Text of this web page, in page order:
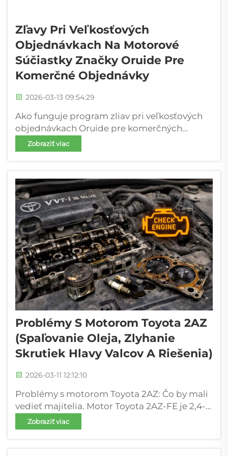
Zľavy Pri Veľkosťových
Objednávkach Na Motorové
Súčiastky Značky Oruide Pre
Komerčné Objednávky
2026-03-13 09:54:29
Ako funguje program zliav pri veľkosťových
objednávkach Oruide pre komerčných
kupujúcich: Zľavy podľa objemu objednávky
– od 5 % do 20 % podľa veľkosti objednávky.
objednávky, okamžite ušetria reálne peniaze
vďaka našej priamej a prehľadnej systémovej
zľave...
Zobraziť viac
Problémy S Motorom Toyota 2AZ
(spaľovanie Oleja, Zlyhanie
Skrutiek Hlavy Valcov A Riešenia)
2026-03-11 12:12:10
Problémy s motorom Toyota 2AZ: Čo by mali
vedieť majitelia. Motor Toyota 2AZ-FE je 2,4-
litrový radový štvorvalcový benzínový motor
vyrábaný od začiatku 2000-tych rokov do
Zobraziť viac